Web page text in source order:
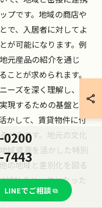
プです。地域の商店や
で、入居者に対してよ
が可能になります。例
元産品の紹介を通じ
とが求められます。
ーズを深く理解し、よ
現するための基盤とな
かして、賃貸物件に付
べきです。地元の文化
域資源を活かした特別
の地域と差別化を図る
域社会と一体となった
す。
LINEでご相談